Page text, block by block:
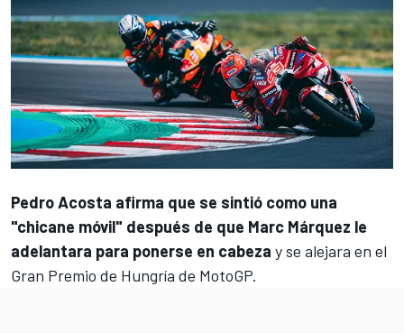
Pedro Acosta afirma que se sintió como una
"chicane móvil" después de que Marc Márquez le
adelantara para ponerse en cabeza y se alejara en el
Gran Premio de Hungría de MotoGP.